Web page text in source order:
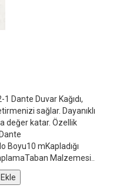
Dante Duvar Kağıdı,
sağlar. Dayanıklı
değer katar. Özellik
Boyu10 mKapladığı
Malzemesi..